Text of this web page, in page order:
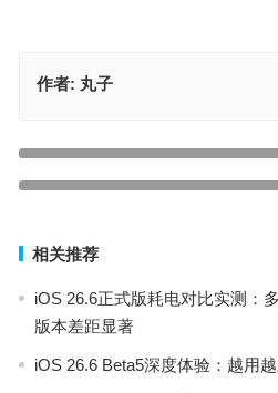
作者: 丸子
相关推荐
iOS 26.6正式版耗电对比实测：
版本差距显著
iOS 26.6 Beta5深度体验：越用